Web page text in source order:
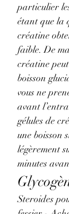
particulier
étant que la
créatine
faible. De
créatine
boisson
vous ne
avant
gélules de
une boisson
légèrement
minutes
Steroides